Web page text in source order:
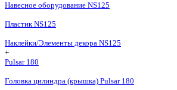
Навесное оборудование NS125
Пластик NS125
Наклейки/Элементы декора NS125
+
Pulsar 180
Головка цилиндра (крышка) Pulsar 180